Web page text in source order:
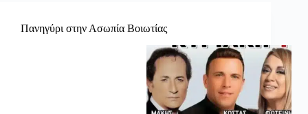
Πανηγύρι στην Ασωπία Βοιωτίας